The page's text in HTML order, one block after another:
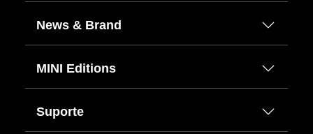
News & Brand
MINI Editions
Suporte